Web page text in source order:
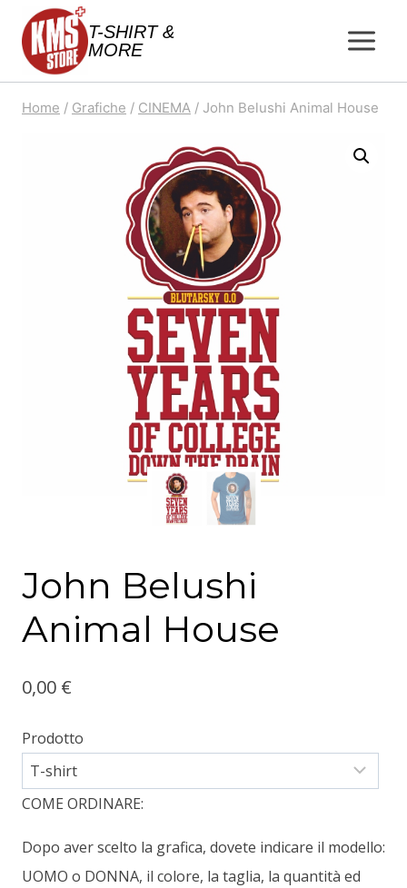
Salta
contenuto
T-SHIRT &
MORE
Home / Grafiche / CINEMA / John Belushi Animal House
John Belushi
Animal House
0,00 €
Prodotto
COME ORDINARE:
Dopo aver scelto la grafica, dovete indicare il modello:
UOMO o DONNA, il colore, la taglia, la quantità ed